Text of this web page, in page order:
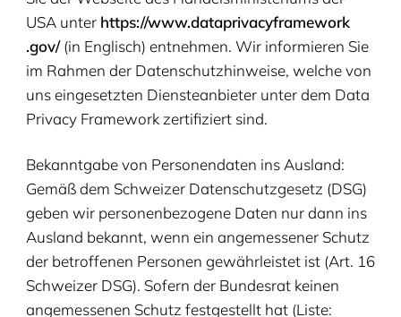
USAunter https://​www​.data​pri​va​cy​frame​work​
.gov/(in Eng­lisch) ent­neh­men. Wir infor­mie­ren Sie
im Rah­men der Daten­schutz­hin­wei­se, wel­che von
uns ein­ge­setz­ten Diens­te­an­bie­ter unter dem Data
Pri­va­cy Frame­work zer­ti­fi­ziert sind.
Bekannt­ga­be von Per­so­nen­da­ten ins Aus­land:
Gemäß dem Schwei­zer Daten­schutz­ge­setz (DSG)
geben wir per­so­nen­be­zo­ge­ne Daten nur dann ins
Aus­land bekannt, wenn ein ange­mes­se­ner Schutz
der betrof­fe­nen Per­so­nen gewähr­leis­tet ist (Art. 16
Schwei­zer DSG). Sofern der Bun­des­rat kei­nen
ange­mes­se­nen Schutz fest­ge­stellt hat (Lis­te: